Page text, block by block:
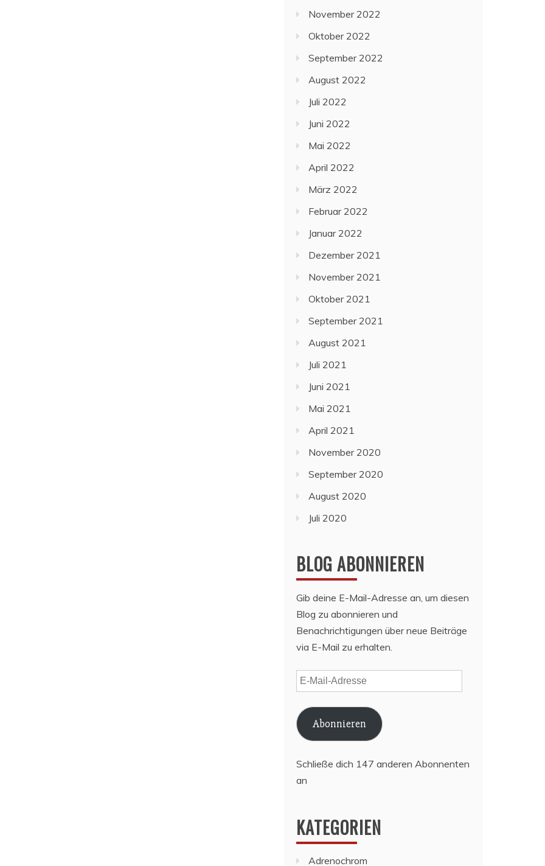
November 2022
Oktober 2022
September 2022
August 2022
Juli 2022
Juni 2022
Mai 2022
April 2022
März 2022
Februar 2022
Januar 2022
Dezember 2021
November 2021
Oktober 2021
September 2021
August 2021
Juli 2021
Juni 2021
Mai 2021
April 2021
November 2020
September 2020
August 2020
Juli 2020
BLOG ABONNIEREN
Gib deine E-Mail-Adresse an, um diesen
Blog zu abonnieren und
Benachrichtigungen über neue Beiträge
via E-Mail zu erhalten.
E-
Mail-
Adresse
Abonnieren
Schließe dich 147 anderen Abonnenten
an
KATEGORIEN
Adrenochrom